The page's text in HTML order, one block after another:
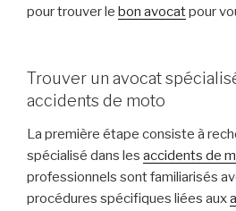
pour trouver le bon avocatpour
Trouver un avocat
accidents de moto
La première étape consiste à
spécialisé dans les accidents de
professionnels sont familiarisés
procédures spécifiques liées aux